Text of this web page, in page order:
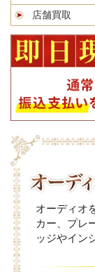
店舗買取
オーディオ
カー、プレ
ッジやイン